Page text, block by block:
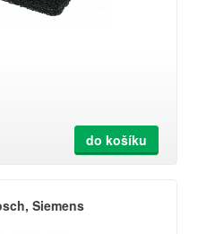
do košíku
Siemens